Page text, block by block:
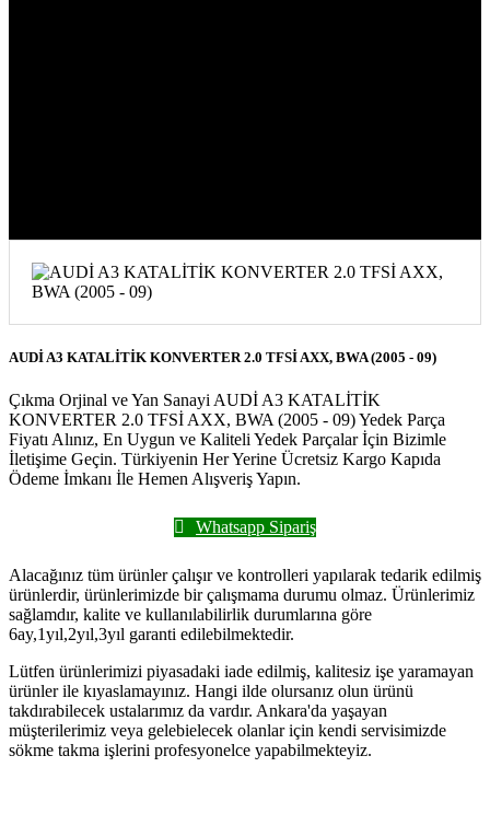
AUDİ A3 KATALİTİK KONVERTER 2.0 TFSİ AXX, BWA (2005 - 09)
Çıkma Orjinal ve Yan Sanayi AUDİ A3 KATALİTİK
KONVERTER 2.0 TFSİ AXX, BWA (2005 - 09) Yedek Parça
Fiyatı Alınız, En Uygun ve Kaliteli Yedek Parçalar İçin Bizimle
İletişime Geçin. Türkiyenin Her Yerine Ücretsiz Kargo Kapıda
Ödeme İmkanı İle Hemen Alışveriş Yapın.
Whatsapp Sipariş
Alacağınız tüm ürünler çalışır ve kontrolleri yapılarak tedarik edilmiş
ürünlerdir, ürünlerimizde bir çalışmama durumu olmaz. Ürünlerimiz
sağlamdır, kalite ve kullanılabilirlik durumlarına göre
6ay,1yıl,2yıl,3yıl garanti edilebilmektedir.
Lütfen ürünlerimizi piyasadaki iade edilmiş, kalitesiz işe yaramayan
ürünler ile kıyaslamayınız. Hangi ilde olursanız olun ürünü
takdırabilecek ustalarımız da vardır. Ankara'da yaşayan
müşterilerimiz veya gelebielecek olanlar için kendi servisimizde
sökme takma işlerini profesyonelce yapabilmekteyiz.